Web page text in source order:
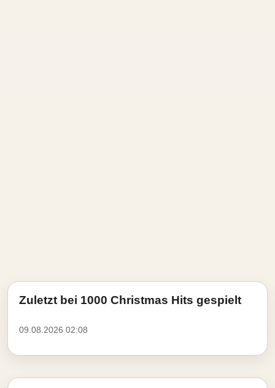
Zuletzt bei 1000 Christmas Hits gespielt
09.08.2026 02:08